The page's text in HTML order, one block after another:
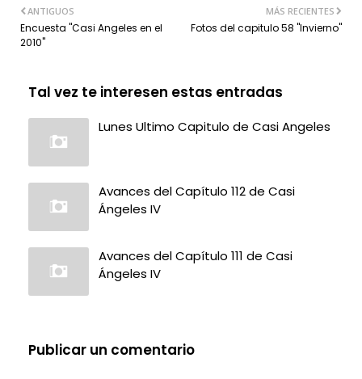
MÁS RECIENTES
Fotos del capitulo 58 "Invierno"
ANTIGUOS
Encuesta "Casi Angeles en el
2010"
Tal vez te interesen estas entradas
Lunes Ultimo Capitulo de Casi Angeles
Avances del Capítulo 112 de Casi
Ángeles IV
Avances del Capítulo 111 de Casi
Ángeles IV
Publicar un comentario